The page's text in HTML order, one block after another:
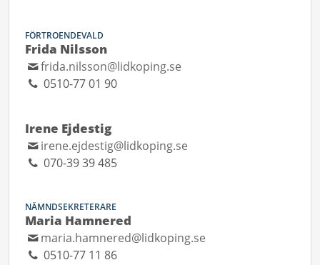
FÖRTROENDEVALD
Frida Nilsson
frida.nilsson@lidkoping.se
0510-77 01 90
Irene Ejdestig
irene.ejdestig@lidkoping.se
070-39 39 485
NÄMNDSEKRETERARE
Maria Hamnered
maria.hamnered@lidkoping.se
0510-77 11 86